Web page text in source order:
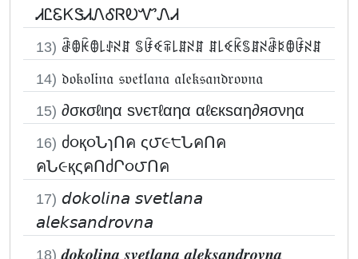
ᏗᏝᏋᏦᏕᏗᏁᎴᏒᎧᏉᏁᏗ
13) ꂠꂦꀗꂦ꒒ꂑꋊꁲ ꌚꀰꈼꋖ꒒ꁲꋊꁲ ꁲ꒒ꈼꀗꌚꁲꋊꂠꌅꂦꀰꋊꁲ
14) 𝔡𝔬𝔨𝔬𝔩𝔦𝔫𝔞 𝔰𝔳𝔢𝔱𝔩𝔞𝔫𝔞 𝔞𝔩𝔢𝔨𝔰𝔞𝔫𝔡𝔯𝔬𝔳𝔫𝔞
15) ∂σкσℓιηα ѕνєтℓαηα αℓєкѕαη∂яσνηα
16) ძ૦қ૦ՆɿՈค ς౮૯੮ՆคՈค
คՆ૯қςคՈძՐ૦౮Ոค
17) 𝘥𝘰𝘬𝘰𝘭𝘪𝘯𝘢 𝘴𝘷𝘦𝘵𝘭𝘢𝘯𝘢
𝘢𝘭𝘦𝘬𝘴𝘢𝘯𝘥𝘳𝘰𝘷𝘯𝘢
18) 𝒅𝒐𝒌𝒐𝒍𝒊𝒏𝒂 𝒔𝒗𝒆𝒕𝒍𝒂𝒏𝒂 𝒂𝒍𝒆𝒌𝒔𝒂𝒏𝒅𝒓𝒐𝒗𝒏𝒂